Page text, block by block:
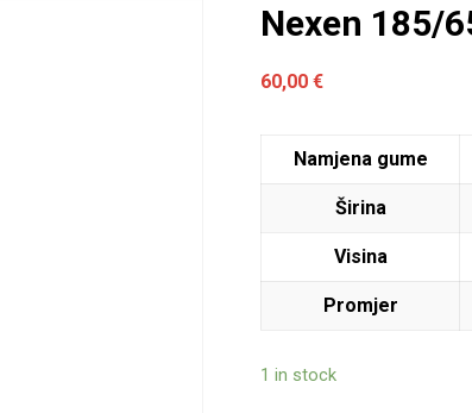
Nexen 185/
60,00€
Namjena gume
Širina
Visina
Promjer
1 in stock